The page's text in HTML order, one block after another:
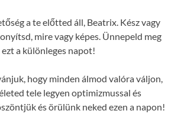
a te előtted áll, Beatrix. Kész vagy
mire vagy képes. Ünnepeld meg
ezt a különleges napot!
hogy minden álmod valóra váljon,
tele legyen optimizmussal és
és örülünk neked ezen a napon!